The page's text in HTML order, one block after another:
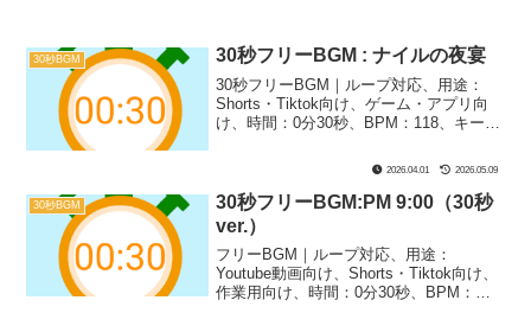
30秒BGM 30秒フリーBGM : ナイルの夜宴
30秒フリーBGM｜ループ対応、用途：
Shorts・Tiktok向け、ゲーム・アプリ向
け、時間：0分30秒、BPM：118、キー：
まほう、楽器：ファンタジー｜30秒BGM
第9弾！エジプトの新王国時代の夜宴をイ
メージしたBGMです！歴史系の解説動画
やShorts、Vlog、あとは旅行系動画の雰
囲気づくりなどにもぴったり！
2026.04.01 2026.05.09
30秒BGM
30秒フリーBGM:PM 9:00（30秒
ver.）
フリーBGM｜ループ対応、用途：
Youtube動画向け、Shorts・Tiktok向け、
作業用向け、時間：0分30秒、BPM：